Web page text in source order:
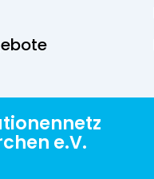
e.V.